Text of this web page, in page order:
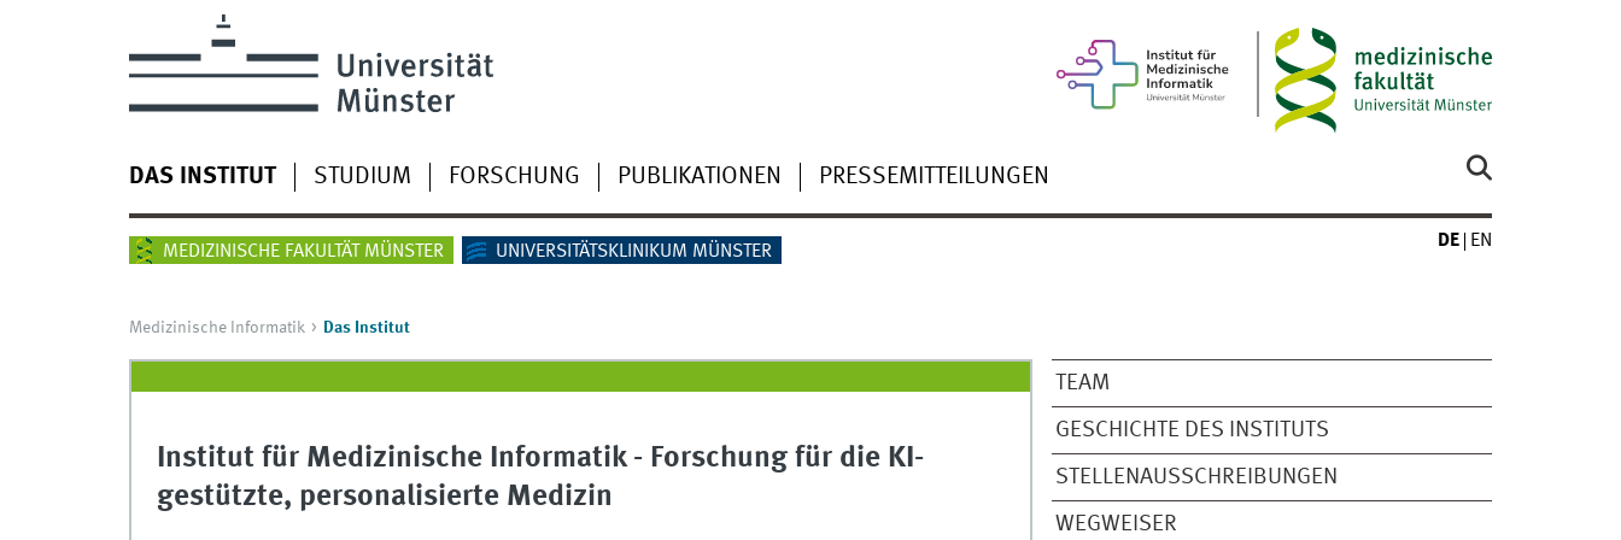
DAS INSTITUT STUDIUM FORSCHUNG PUBLIKATIONEN PRESSEMITTEILUNGEN
MEDIZINISCHE FAKULTÄT MÜNSTER UNIVERSITÄTSKLINIKUM MÜNSTER
DE EN
Medizinische Informatik Das Institut
TEAM
GESCHICHTE DES INSTITUTS
STELLENAUSSCHREIBUNGEN
WEGWEISER
Institut für Medizinische Informatik - Forschung für die KI-
gestützte, personalisierte Medizin